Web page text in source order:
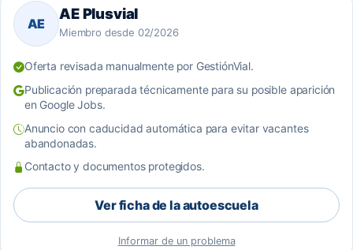
AE
AE Plusvial
Miembro desde 02/2026
Oferta revisada manualmente por GestiónVial.
Publicación preparada técnicamente para su posible aparición
en Google Jobs.
Anuncio con caducidad automática para evitar vacantes
abandonadas.
Contacto y documentos protegidos.
Ver ficha de la autoescuela
Informar de un problema